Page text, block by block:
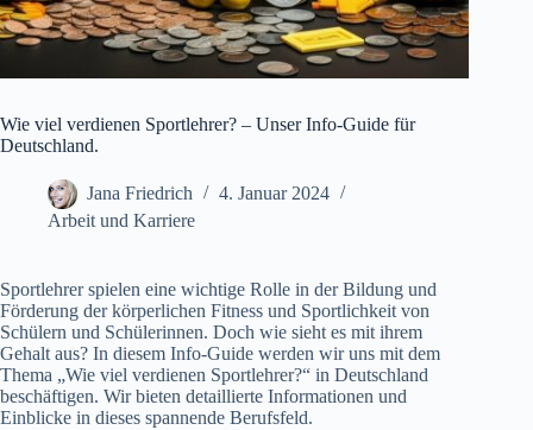
Wie viel verdienen Sportlehrer? – Unser Info-Guide für
Deutschland.
Jana Friedrich
4. Januar 2024
Arbeit und Karriere
Sportlehrer spielen eine wichtige Rolle in der Bildung und
Förderung der körperlichen Fitness und Sportlichkeit von
Schülern und Schülerinnen. Doch wie sieht es mit ihrem
Gehalt aus? In diesem Info-Guide werden wir uns mit dem
Thema „Wie viel verdienen Sportlehrer?“ in Deutschland
beschäftigen. Wir bieten detaillierte Informationen und
Einblicke in dieses spannende Berufsfeld.